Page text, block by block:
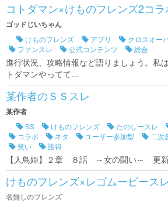
コトダマン×けものフレンズ2コラ
ゴッドじいちゃん
けものフレンズ アプリ クロスオー
ファンスレ
公式コンテンツ 総合
進行状況、攻略情報など語りましょう。私
トダマンやってて...
某作者のＳＳスレ
某作者
SS けものフレンズ たのしースレ
コラボ
ネタ ユーザー参加型 二次
笑い
誰得
【人鳥姫】２章 ８話 ～女の闘い～ 更
けものフレンズ×レゴムービースレ
名無しのフレンズ